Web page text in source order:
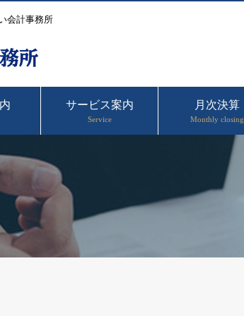
会計事務所
サービス案内
Service
月次決算
Monthly closing